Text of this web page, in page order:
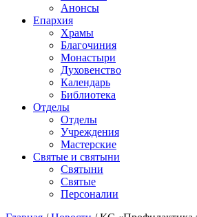
Анонсы
Епархия
Храмы
Благочиния
Монастыри
Духовенство
Календарь
Библиотека
Отделы
Отделы
Учреждения
Мастерские
Святые и святыни
Cвятыни
Cвятые
Персоналии